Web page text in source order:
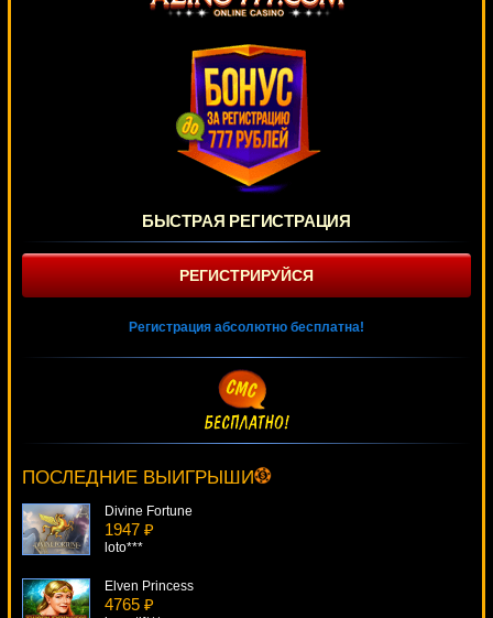
БЫСТРАЯ РЕГИСТРАЦИЯ
РЕГИСТРИРУЙСЯ
Регистрация абсолютно бесплатна!
ПОСЛЕДНИЕ ВЫИГРЫШИ
drink***
Divine Fortune
1947 ₽
loto***
Elven Princess
4765 ₽